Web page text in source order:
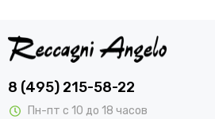
8 (495) 215-58-22
Пн-пт с 10 до 18 часов